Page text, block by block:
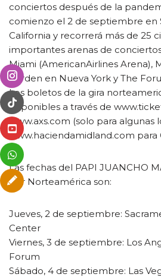
conciertos después de la
comienzo el 2 de septiembre en
California y recorrerá más de 25
importantes arenas de
Miami (AmericanAirlines Arena),
Garden en Nueva York y The
Los boletos de la gira
disponibles a través de
www.axs.com (solo para algunas
www.haciendamidland.com para
Las fechas del PAPI JUANCHO
por Norteamérica son:
Jueves, 2 de septiembre:
Center
Viernes, 3 de septiembre: Los
Forum
Sábado, 4 de septiembre: Las